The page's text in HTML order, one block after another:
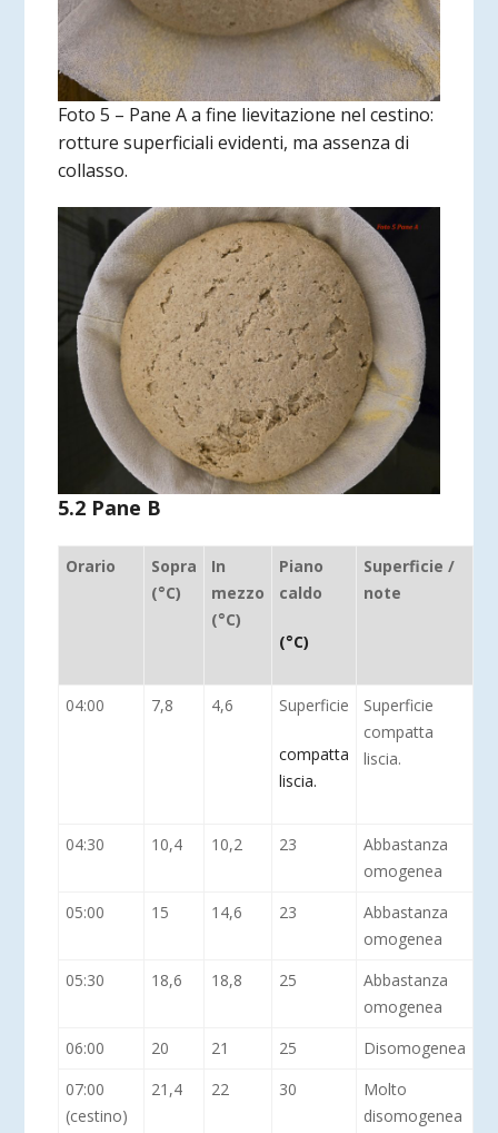
Foto 5 – Pane A a fine lievitazione nel cestino:
rotture superficiali evidenti, ma assenza di
collasso.
5.2 Pane B
Orario
Sopra
(°C)
In
mezzo
(°C)
Piano
caldo
(°C)
Superficie /
note
04:00 7,8 4,6 Superficie
compatta
liscia.
Superficie
compatta
liscia.
04:30 10,4 10,2 23
Abbastanza
omogenea
05:00
15 14,6 23
Abbastanza
omogenea
05:30
18,6 18,8 25
Abbastanza
omogenea
06:00
20 21 25
Disomogenea
07:00
(cestino)
21,4 22 30
Molto
disomogenea